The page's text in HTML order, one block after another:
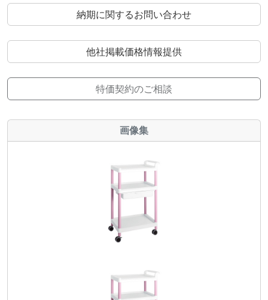
納期に関するお問い合わせ
他社掲載価格情報提供
特価契約のご相談
画像集